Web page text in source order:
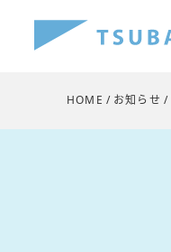
HOME お知らせ